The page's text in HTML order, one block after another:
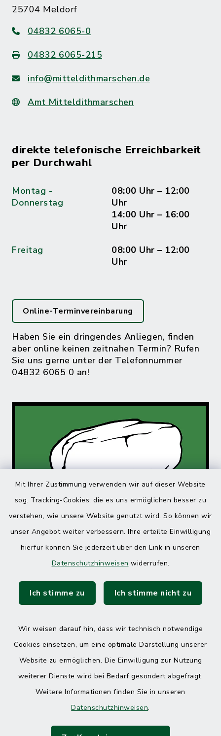
Mit Ihrer Zustimmung verwenden wir auf dieser Website
sog. Tracking-Cookies, die es uns ermöglichen besser zu
verstehen, wie unsere Website genutzt wird. So können wir
unser Angebot weiter verbessern. Ihre erteilte Einwilligung
hierfür können Sie jederzeit über den Link in unseren
Datenschutzhinweisen widerrufen.
Ich stimme zu Ich stimme nicht zu
Wir weisen darauf hin, dass wir technisch notwendige
Cookies einsetzen, um eine optimale Darstellung unserer
Website zu ermöglichen. Die Einwilligung zur Nutzung
weiterer Dienste wird bei Bedarf gesondert abgefragt.
Weitere Informationen finden Sie in unseren
Datenschutzhinweisen.
25704 Meldorf
04832 6065-0
04832 6065-215
info@mitteldithmarschen.de
Amt Mitteldithmarschen
direkte telefonische Erreichbarkeit
per Durchwahl
Montag -
Donnerstag
08:00 Uhr – 12:00
Uhr
14:00 Uhr – 16:00
Uhr
Freitag
08:00 Uhr – 12:00
Uhr
Online-Terminvereinbarung
Haben Sie ein dringendes Anliegen, finden
aber online keinen zeitnahen Termin? Rufen
Sie uns gerne unter der Telefonnummer
04832 6065 0 an!
Barrierefreiheit